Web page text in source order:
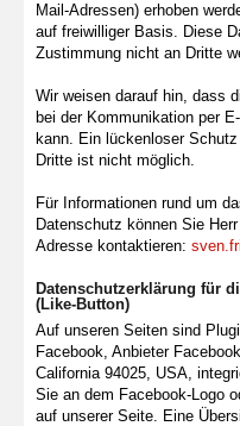
Mail-Adressen) erhoben
auf freiwilliger Basis. Diese
Zustimmung nicht an Dritte
Wir weisen darauf hin, dass
bei der Kommunikation per
kann. Ein lückenloser
Dritte ist nicht möglich.
Für Informationen rund um
Datenschutz können Sie
Adresse kontaktieren:
Datenschutzerklärung für
(Like-Button)
Auf unseren Seiten sind
Facebook, Anbieter
California 94025, USA,
Sie an dem Facebook-Logo
auf unserer Seite. Eine